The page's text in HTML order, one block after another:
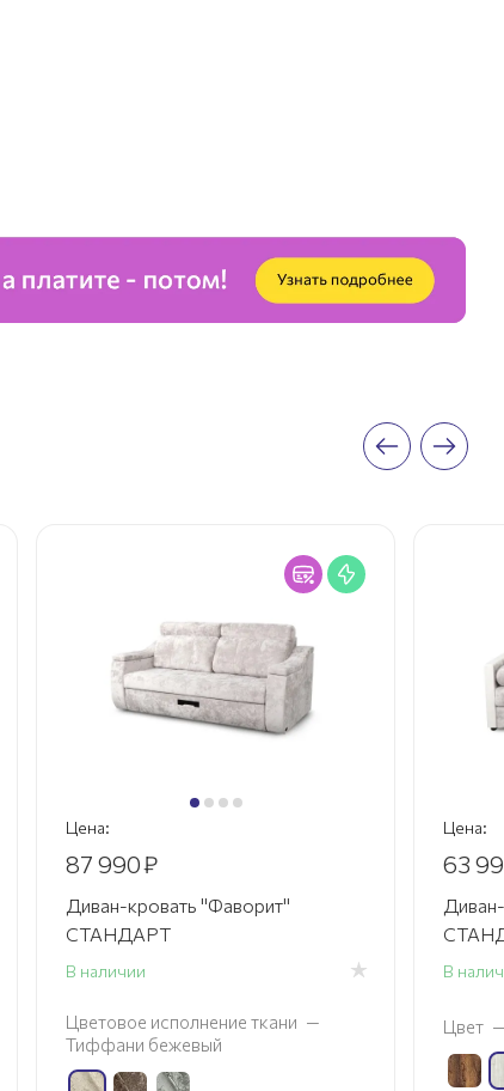
Цена:
87 990₽
Диван-кровать "Фаворит"
СТАНДАРТ
В наличии
Цветовое исполнение ткани —
Тиффани бежевый
Цена:
63
В
Цвет